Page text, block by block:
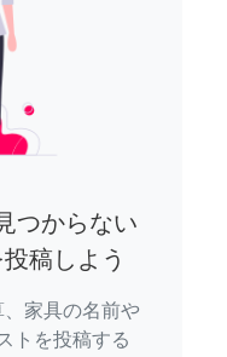
つからない
稿しよう
家具の名前や
トを投稿する